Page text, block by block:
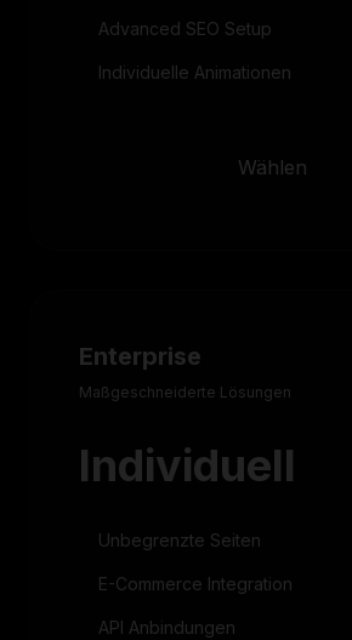
Advanced SEO Setup
Individuelle Animationen
Wählen
Enterprise
Maßgeschneiderte Lösungen
Individuell
Unbegrenzte Seiten
E-Commerce Integration
API Anbindungen